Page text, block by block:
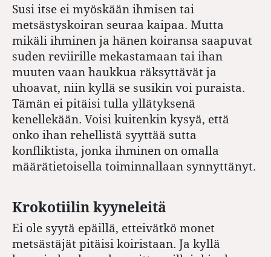
Susi itse ei myöskään ihmisen tai
metsästyskoiran seuraa kaipaa. Mutta
mikäli ihminen ja hänen koiransa saapuvat
suden reviirille mekastamaan tai ihan
muuten vaan haukkua räksyttävät ja
uhoavat, niin kyllä se susikin voi puraista.
Tämän ei pitäisi tulla yllätyksenä
kenellekään. Voisi kuitenkin kysyä, että
onko ihan rehellistä syyttää sutta
konfliktista, jonka ihminen on omalla
määrätietoisella toiminnallaan synnyttänyt.
Krokotiilin kyyneleitä
Ei ole syytä epäillä, etteivätkö monet
metsästäjät pitäisi koiristaan. Ja kyllä